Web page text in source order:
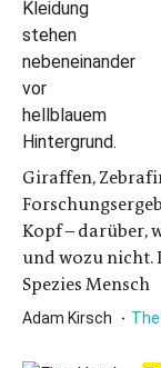
Giraffen,
Kopf – darüber,
und wozu nicht.
Spezies Mensch
Adam Kirsch